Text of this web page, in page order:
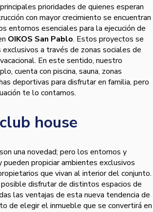
prioridades de quienes esperan
con mayor crecimiento se encuentran
entornos esenciales para la ejecución de
OIKOS San Pablo. Estos proyectos se
a través de zonas sociales de
En este sentido, nuestro
cuenta con piscina, sauna, zonas
deportivas para disfrutar en familia, pero
te lo contamos.
house
una novedad; pero los entornos y
propiciar ambientes exclusivos
que vivan al interior del conjunto.
disfrutar de distintos espacios de
las ventajas de esta nueva tendencia de
de elegir el inmueble que se convertirá en